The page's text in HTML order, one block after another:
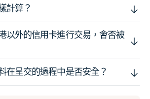
計算？
以外的信用卡進行交易，會否被
在呈交的過程中是否安全？